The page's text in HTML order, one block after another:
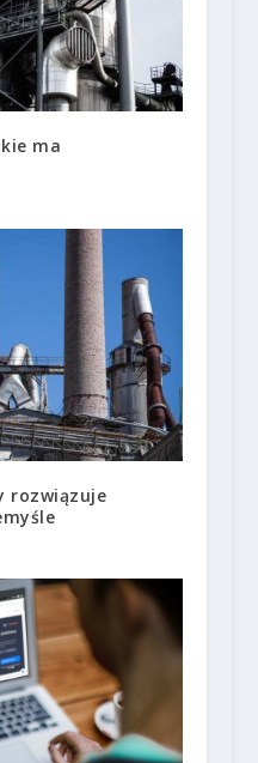
ma
rozwiązuje